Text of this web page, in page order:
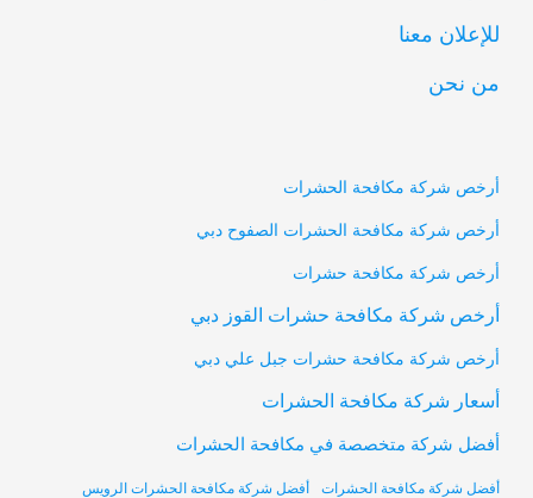
للإعلان معنا
من نحن
أرخص شركة مكافحة الحشرات
أرخص شركة مكافحة الحشرات الصفوح دبي
أرخص شركة مكافحة حشرات
أرخص شركة مكافحة حشرات القوز دبي
أرخص شركة مكافحة حشرات جبل علي دبي
أسعار شركة مكافحة الحشرات
أفضل شركة متخصصة في مكافحة الحشرات
أفضل شركة مكافحة الحشرات أفضل شركة مكافحة الحشرات الرويس